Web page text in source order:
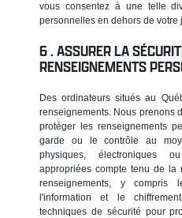
vous consentez à une telle
personnelles en dehors de
ASSURER LA
RENSEIGNEMENTS
Des ordinateurs situés au
renseignements. Nous prenons
protéger les renseignements
garde ou le contrôle au
physiques, électroniques
appropriées compte tenu de
renseignements, y
l'information et le
techniques de sécurité pour